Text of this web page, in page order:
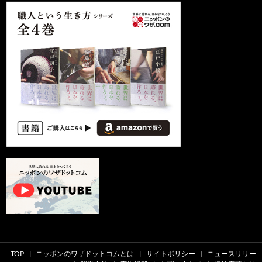
TOP ニッポンのワザドットコムとは サイトポリシー
ニュースリリー